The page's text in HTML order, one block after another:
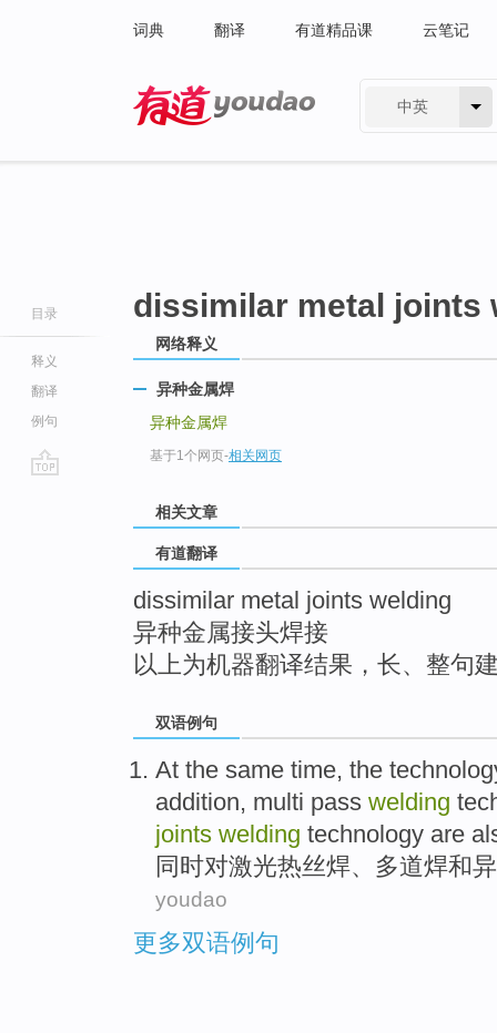
词典 翻译 有道精品课 云笔记
中英
目录
释义
翻译
例句
dissimilar metal joints
网络释义
异种金属焊
异种金属焊
基于1个网页-相关网页
相关文章
有道翻译
dissimilar metal joints welding
异种金属接头焊接
以上为机器翻译结果，长、整句
双语例句
At the same time, the
addition, multi pass welding
joints welding technology are
同时对激光热丝焊、 多道焊和
youdao
更多双语例句